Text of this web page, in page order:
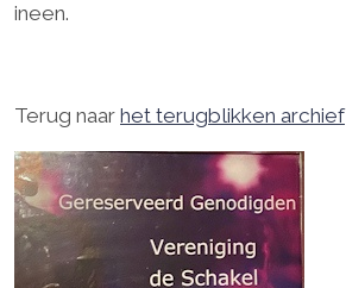
ineen.
Terug naar het terugblikken archief